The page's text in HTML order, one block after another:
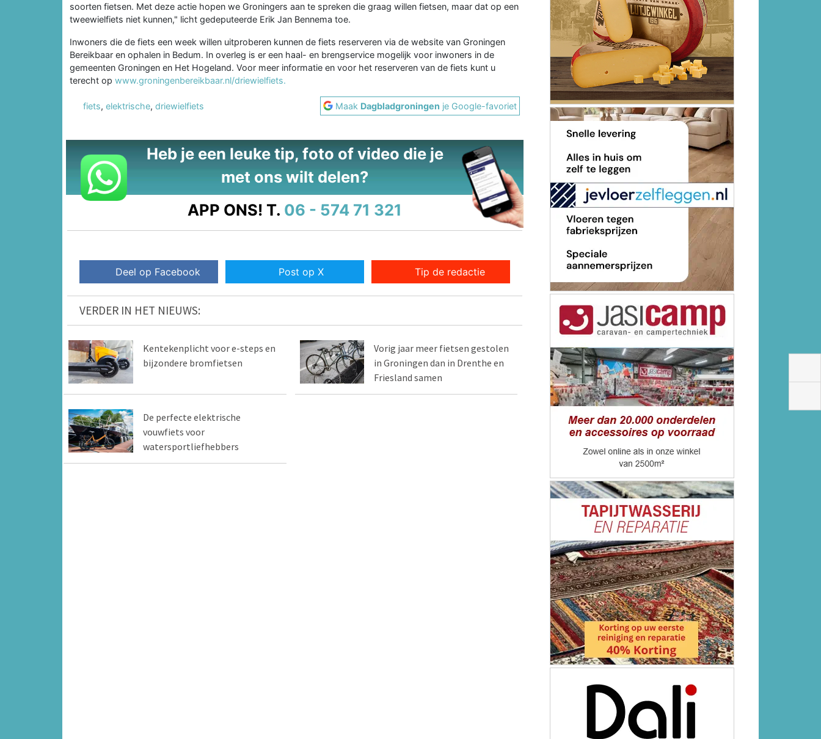
soorten fietsen. Met deze actie hopen we Groningers aan te spreken die graag willen fietsen, maar dat op een
tweewielfiets niet kunnen," licht gedeputeerde Erik Jan Bennema toe.
Inwoners die de fiets een week willen uitproberen kunnen de fiets reserveren via de website van Groningen
Bereikbaar en ophalen in Bedum. In overleg is er een haal- en brengservice mogelijk voor inwoners in de
gemeenten Groningen en Het Hogeland. Voor meer informatie en voor het reserveren van de fiets kunt u
terecht op www.groningenbereikbaar.nl/driewielfiets.
fiets, elektrische, driewielfiets Maak Dagbladgroningen je Google-favoriet
Heb je een leuke tip, foto of video die je
met ons wilt delen?
APP ONS! T. 06 - 574 71 321
Deel op Facebook Post op X Tip de redactie
VERDER IN HET NIEUWS:
Kentekenplicht voor e-steps en
bijzondere bromfietsen
Vorig jaar meer fietsen gestolen
in Groningen dan in Drenthe en
Friesland samen
De perfecte elektrische
vouwfiets voor
watersportliefhebbers